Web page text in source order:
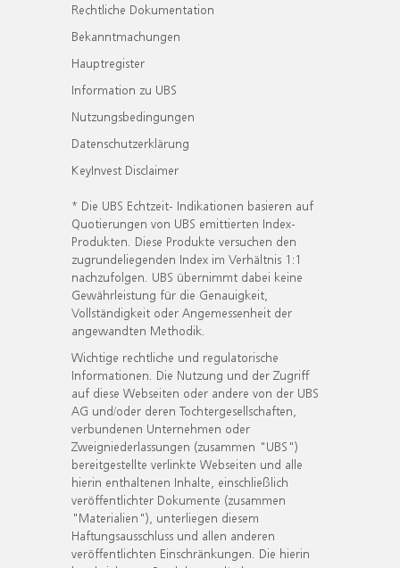
Rechtliche Dokumentation
Bekanntmachungen
Hauptregister
Information zu UBS
Nutzungsbedingungen
Datenschutzerklärung
KeyInvest Disclaimer
* Die UBS Echtzeit- Indikationen basieren auf
Quotierungen von UBS emittierten Index-
Produkten. Diese Produkte versuchen den
zugrundeliegenden Index im Verhältnis 1:1
nachzufolgen. UBS übernimmt dabei keine
Gewährleistung für die Genauigkeit,
Vollständigkeit oder Angemessenheit der
angewandten Methodik.
Wichtige rechtliche und regulatorische
Informationen. Die Nutzung und der Zugriff
auf diese Webseiten oder andere von der UBS
AG und/oder deren Tochtergesellschaften,
verbundenen Unternehmen oder
Zweigniederlassungen (zusammen "UBS")
bereitgestellte verlinkte Webseiten und alle
hierin enthaltenen Inhalte, einschließlich
veröffentlichter Dokumente (zusammen
"Materialien"), unterliegen diesem
Haftungsausschluss und allen anderen
veröffentlichten Einschränkungen. Die hierin